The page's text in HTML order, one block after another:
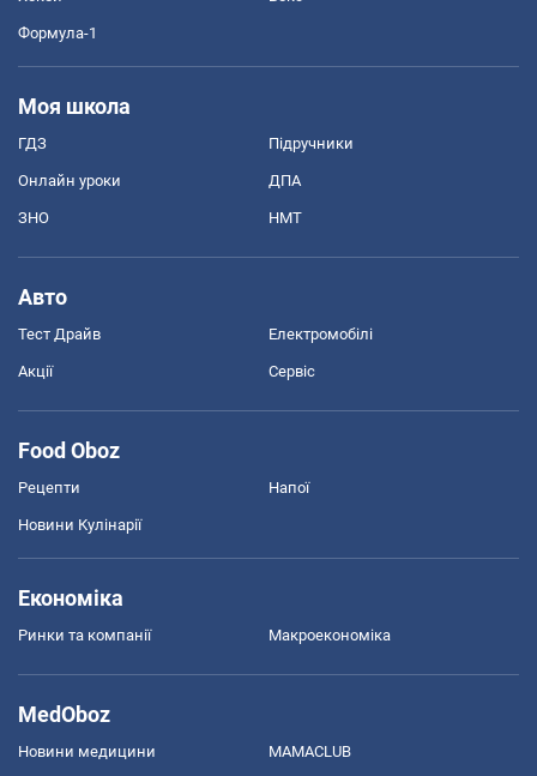
Формула-1
Моя школа
ГДЗ Підручники
Онлайн уроки ДПА
ЗНО НМТ
Авто
Тест Драйв Електромобілі
Акції Сервіс
Food Oboz
Рецепти Напої
Новини Кулінарії
Економіка
Ринки та компанії Макроекономіка
MedOboz
Новини медицини MAMACLUB